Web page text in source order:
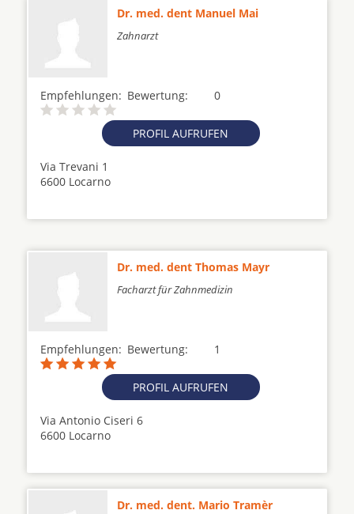
Dr. med. dent Manuel Mai
Zahnarzt
Empfehlungen: 0
Bewertung:
PROFIL AUFRUFEN
Via Trevani 1
6600 Locarno
Dr. med. dent Thomas Mayr
Facharzt für Zahnmedizin
Empfehlungen: 1
Bewertung:
PROFIL AUFRUFEN
Via Antonio Ciseri 6
6600 Locarno
Dr. med. dent. Mario Tramèr